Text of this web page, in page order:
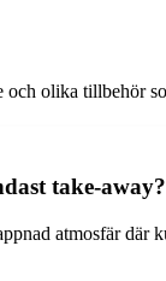
olika tillbehör
take-away?
atmosfär